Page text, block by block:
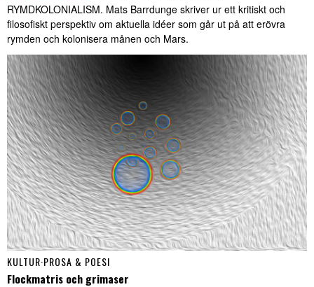
RYMDKOLONIALISM. Mats Barrdunge skriver ur ett kritiskt och
filosofiskt perspektiv om aktuella idéer som går ut på att erövra
rymden och kolonisera månen och Mars.
KULTUR·PROSA & POESI
Flockmatris och grimaser